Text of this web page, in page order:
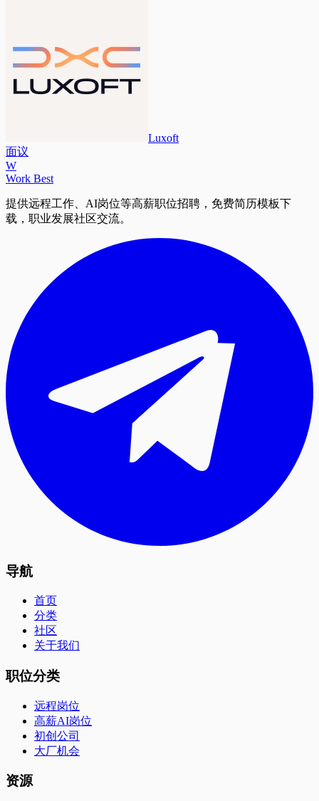
Luxoft
面议
W
Work Best
提供远程工作、AI岗位等高薪职位招聘，免费简历模板下
载，职业发展社区交流。
导航
首页
分类
社区
关于我们
职位分类
远程岗位
高薪AI岗位
初创公司
大厂机会
资源